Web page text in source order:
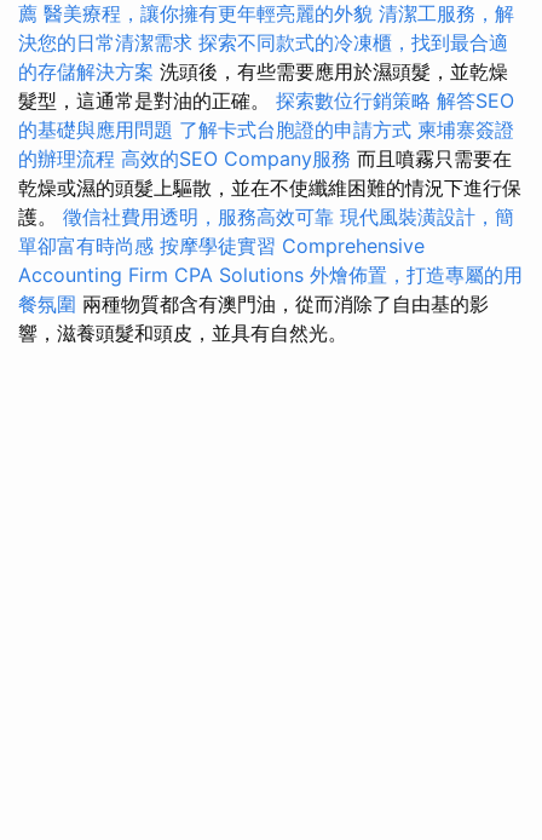
薦 醫美療程，讓你擁有更年輕亮麗的外貌 清潔工服務，解
決您的日常清潔需求 探索不同款式的冷凍櫃，找到最合適
的存儲解決方案 洗頭後，有些需要應用於濕頭髮，並乾燥
髮型，這通常是對油的正確。 探索數位行銷策略 解答SEO
的基礎與應用問題 了解卡式台胞證的申請方式 柬埔寨簽證
的辦理流程 高效的SEO Company服務 而且噴霧只需要在
乾燥或濕的頭髮上驅散，並在不使纖維困難的情況下進行保
護。 徵信社費用透明，服務高效可靠 現代風裝潢設計，簡
單卻富有時尚感 按摩學徒實習 Comprehensive
Accounting Firm CPA Solutions 外燴佈置，打造專屬的用
餐氛圍 兩種物質都含有澳門油，從而消除了自由基的影
響，滋養頭髮和頭皮，並具有自然光。